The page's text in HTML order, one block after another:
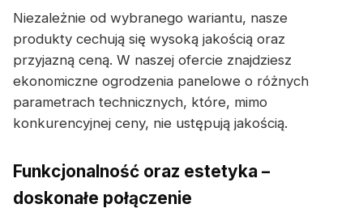
Niezależnie od wybranego wariantu, nasze
produkty cechują się wysoką jakością oraz
przyjazną ceną. W naszej ofercie znajdziesz
ekonomiczne ogrodzenia panelowe o różnych
parametrach technicznych, które, mimo
konkurencyjnej ceny, nie ustępują jakością.
Funkcjonalność oraz estetyka –
doskonałe połączenie